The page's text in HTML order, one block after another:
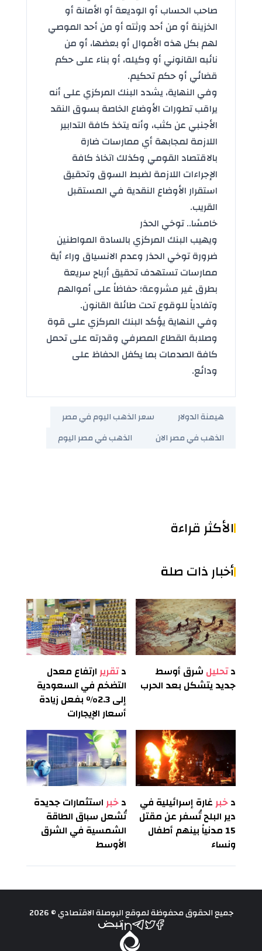
صاحب الحساب أو الوديعة أو الأمانة أو
الخزينة أو من أحد ورثته أو من أحد الموصي
لهم بكل هذه الأموال أو بعضها، أو من
نائبه القانوني أو وكيله، أو بناء على حكم
قضائي أو حكم تحكيم.
وفي النهاية، يشدد البنك المركزي على أنه
يراقب تطورات الأوضاع الخاصة بسوق النقد
الأجنبي عن كثب، وأنه يتخذ كافة التدابير
اللازمة لمجابهة أي ممارسات ضارة
بالاقتصاد القومي وكذلك اتخاذ كافة
الإجراءات اللازمة لضبط السوق وتحقيق
استقرار الأوضاع النقدية في المستقبل
القريب.
خامسًا.. توخي الحذر
ويهيب البنك المركزي بالسادة المواطنين
ضرورة توخي الحذر وعدم الانسياق وراء أية
ممارسات تستهدف تحقيق أرباح سريعة
بطرق غير مشروعة؛ حفاظاً على أموالهم
وتفادياً للوقوع تحت طائلة القانون.
وفي النهاية يؤكد البنك المركزي على قوة
وصلابة القطاع المصرفي وقدرته على تحمل
كافة الصدمات بما يكفل الحفاظ على
ودائع.
هيمنة الدولار
سعر الذهب اليوم في مصر
الذهب في مصر الان
الذهب في مصر اليوم
الأكثر قراءة
أخبار ذات صلة
دتحليل شرق أوسط
جديد يتشكل بعد الحرب
دتقريرارتفاع معدل
التضخم في السعودية
إلى 2.3% بفعل زيادة
أسعار الإيجارات
دخبرغارة إسرائيلية في
دير البلح تُسفر عن مقتل
15 مدنياً بينهم أطفال
ونساء
دخبراستثمارات جديدة
تُشعل سباق الطاقة
الشمسية في الشرق
الأوسط
جميع الحقوق محفوظة لموقع البوصلة الاقتصادي © 2026